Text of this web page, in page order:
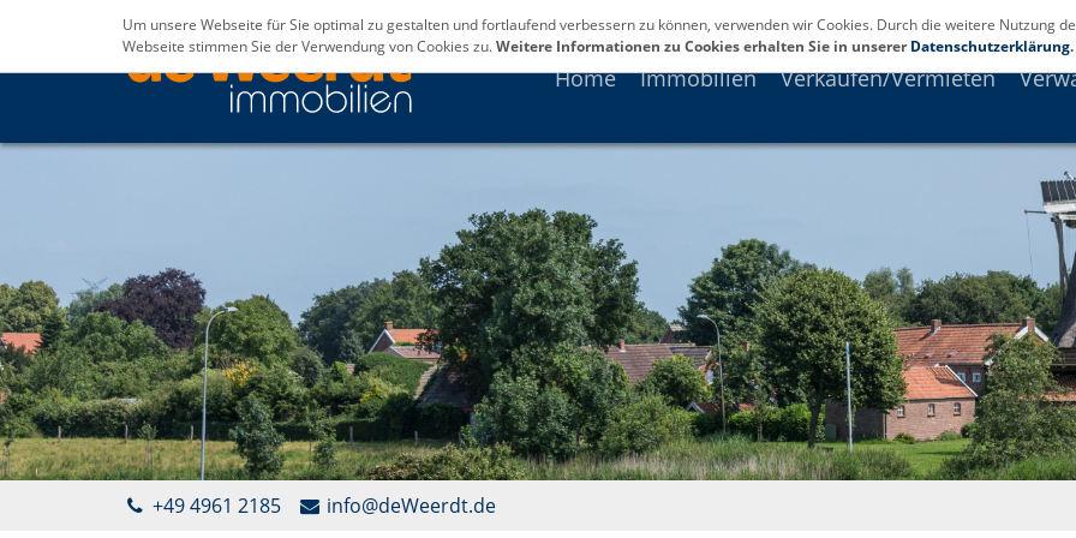
Home Immobilien Verkaufen/Vermieten
+49 4961 2185 info@deWeerdt.de
Um unsere Webseite für Sie optimal zu gestalten und fortlaufend verbessern zu können, verwenden wir Cookies. Durch die weitere Nutzung
Webseite stimmen Sie der Verwendung von Cookies zu.Weitere Informationen zu Cookies erhalten Sie in unsererDatenschutzerklärung.